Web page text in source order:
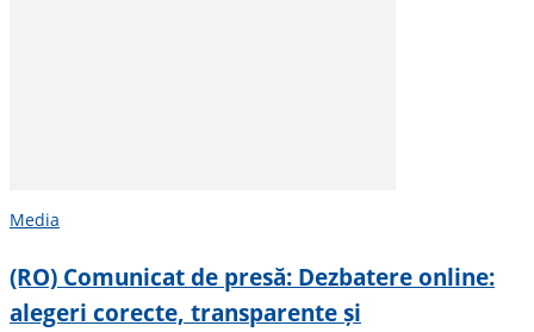
Media
(RO) Comunicat de presă: Dezbatere online:
alegeri corecte, transparente și